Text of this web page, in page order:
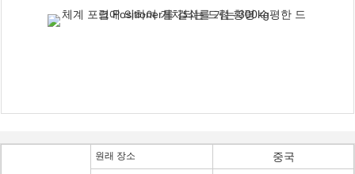
원래 장소 중국